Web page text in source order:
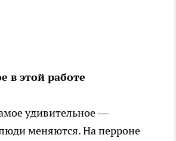
в этой работе
удивительное —
меняются. На перроне